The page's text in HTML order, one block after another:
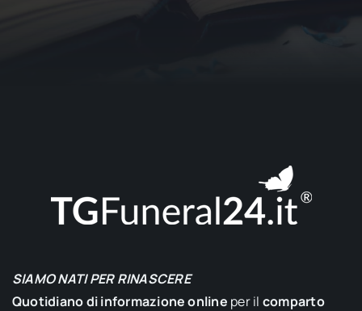
SIAMO NATI PER RINASCERE
Quotidiano di informazione online per il comparto